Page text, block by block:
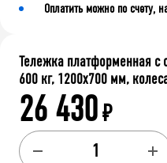
Оплатить можно по счету,
Тележка платформенная с
600 кг, 1200x700 мм,
26 430₽